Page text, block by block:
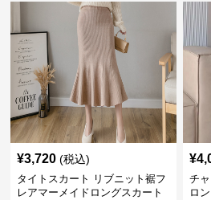
¥3,720 (税込)
タイトスカート リブニット裾フ
レアマーメイドロングスカート
¥
チ
ロ